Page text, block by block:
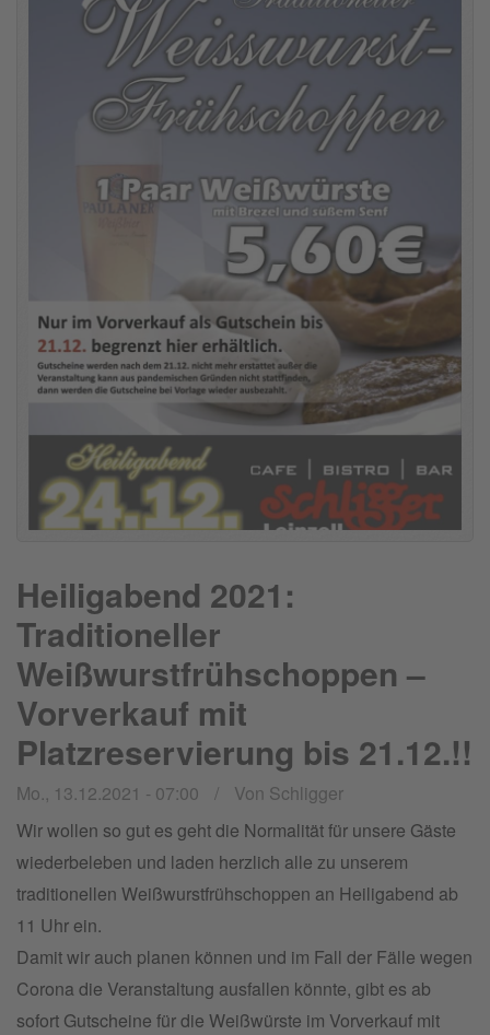
Heiligabend 2021:
Traditioneller
Weißwurstfrühschoppen –
Vorverkauf mit
Platzreservierung bis 21.12.!!
Mo., 13.12.2021 - 07:00 Von Schligger
Wir wollen so gut es geht die Normalität für unsere Gäste
wiederbeleben und laden herzlich alle zu unserem
traditionellen Weißwurstfrühschoppen an Heiligabend ab
11 Uhr ein.
Damit wir auch planen können und im Fall der Fälle wegen
Corona die Veranstaltung ausfallen könnte, gibt es ab
sofort Gutscheine für die Weißwürste im Vorverkauf mit